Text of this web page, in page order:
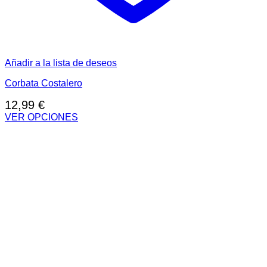
Añadir a la lista de deseos
Corbata Costalero
12,99 €
VER OPCIONES